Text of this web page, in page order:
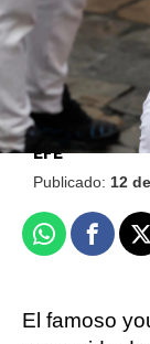
EFE
Publicado: 12
Whatsapp X
El famoso